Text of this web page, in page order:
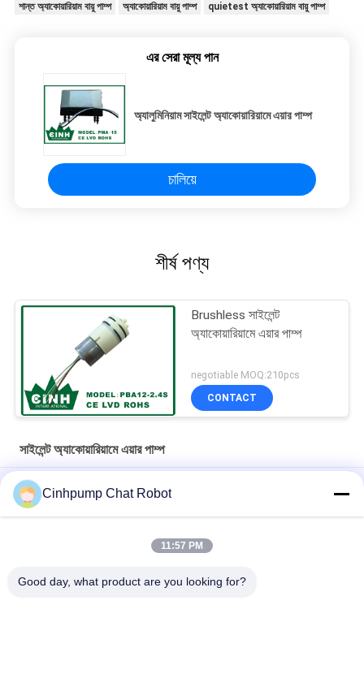
শান্ত অ্যাকোয়ারিয়াম বায়ু পাম্প অ্যাকোয়ারিয়াম বায়ু পাম্প quietest অ্যাকোয়ারিয়াম বায়ু পাম্প
এর সেরা মূল্য পান
অ্যালুমিনিয়াম সাইলেন্ট অ্যাকোয়ারিয়ামে এয়ার পাম্প
চালিয়ে
শীর্ষ পণ্য
Brushless সাইলেন্ট
অ্যাকোয়ারিয়ামে এয়ার পাম্প
negotiable MOQ:210pcs
CONTACT
সাইলেন্ট অ্যাকোয়ারিয়ামে এয়ার পাম্প
30kpa 15L/M সাইলেন্ট অ্যাকোয়ারিয়াম এয়ার পাম্প মাছের জন্য অক্সিজেন সরবরাহ করে
12V সাইলেন্ট অ্যাকোয়ারিয়ামে এয়ার পাম্প
12V চুপ Aquarium বিমান Pump দ্বৈত Diaphragm এয়ার Pumps কম
Cinhpump Chat Robot
11:57 PM
Good day, what product are you looking for?